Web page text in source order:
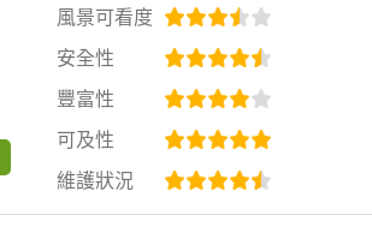
風景可看度
安全性
豐富性
可及性
維護狀況